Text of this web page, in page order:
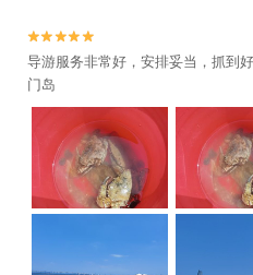


导游服务非常好，安排妥当，抓到
门岛